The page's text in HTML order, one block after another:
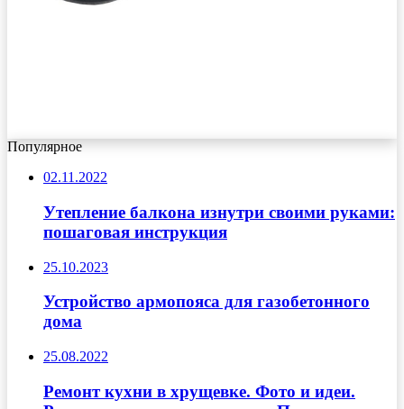
Популярное
02.11.2022
Утепление балкона изнутри своими руками:
пошаговая инструкция
25.10.2023
Устройство армопояса для газобетонного
дома
25.08.2022
Ремонт кухни в хрущевке. Фото и идеи.